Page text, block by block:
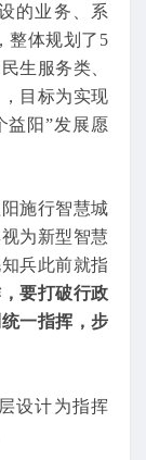
的业务、系
整体规划了5
生服务类、
目标为实现
益阳”发展愿
施行智慧城
为新型智慧
兵此前就指
要打破行政
一指挥，步
设计为指挥